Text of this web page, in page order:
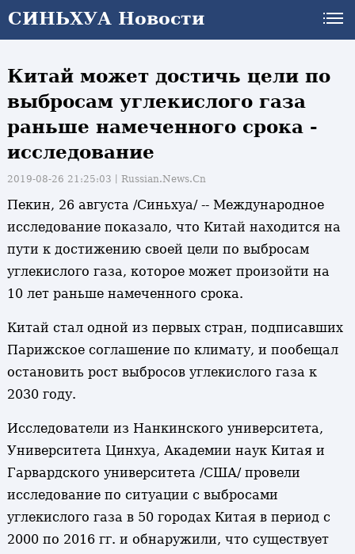
СИНЬХУА Новости
Китай может достичь цели по
выбросам углекислого газа
раньше намеченного срока -
исследование
2019-08-26 21:25:03丨 Russian.News.Cn
Пекин, 26 августа /Синьхуа/ -- Международное
исследование показало, что Китай находится на
пути к достижению своей цели по выбросам
углекислого газа, которое может произойти на
10 лет раньше намеченного срока.
Китай стал одной из первых стран, подписавших
Парижское соглашение по климату, и пообещал
остановить рост выбросов углекислого газа к
2030 году.
Исследователи из Нанкинского университета,
Университета Цинхуа, Академии наук Китая и
Гарвардского университета /США/ провели
исследование по ситуации с выбросами
углекислого газа в 50 городах Китая в период с
2000 по 2016 гг. и обнаружили, что существует